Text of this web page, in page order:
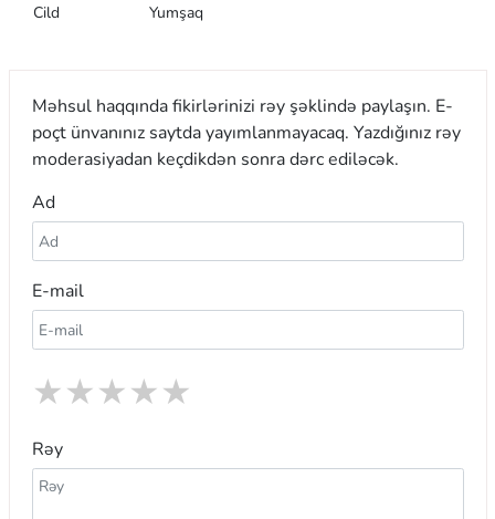
Cild Yumşaq
Məhsul haqqında fikirlərinizi rəy şəklində paylaşın. E-
poçt ünvanınız saytda yayımlanmayacaq. Yazdığınız rəy
moderasiyadan keçdikdən sonra dərc ediləcək.
Ad
E-mail
★
★
★
★
★
Rəy